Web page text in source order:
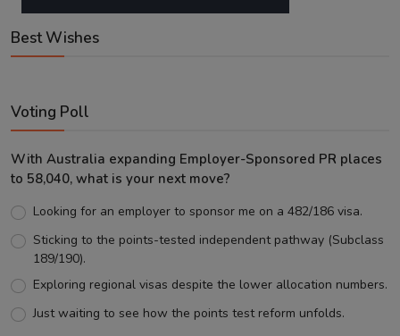
Best Wishes
Voting Poll
With Australia expanding Employer-Sponsored PR places
to 58,040, what is your next move?
Looking for an employer to sponsor me on a 482/186 visa.
Sticking to the points-tested independent pathway (Subclass
189/190).
Exploring regional visas despite the lower allocation numbers.
Just waiting to see how the points test reform unfolds.